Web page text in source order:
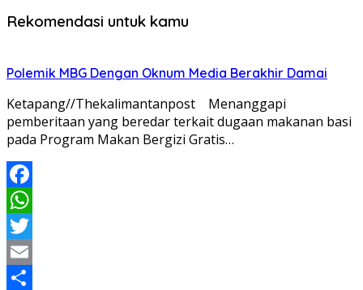
Rekomendasi untuk kamu
Polemik MBG Dengan Oknum Media Berakhir Damai
Ketapang//Thekalimantanpost Menanggapi
pemberitaan yang beredar terkait dugaan makanan basi
pada Program Makan Bergizi Gratis…
Facebook
WhatsApp
Twitter
Email